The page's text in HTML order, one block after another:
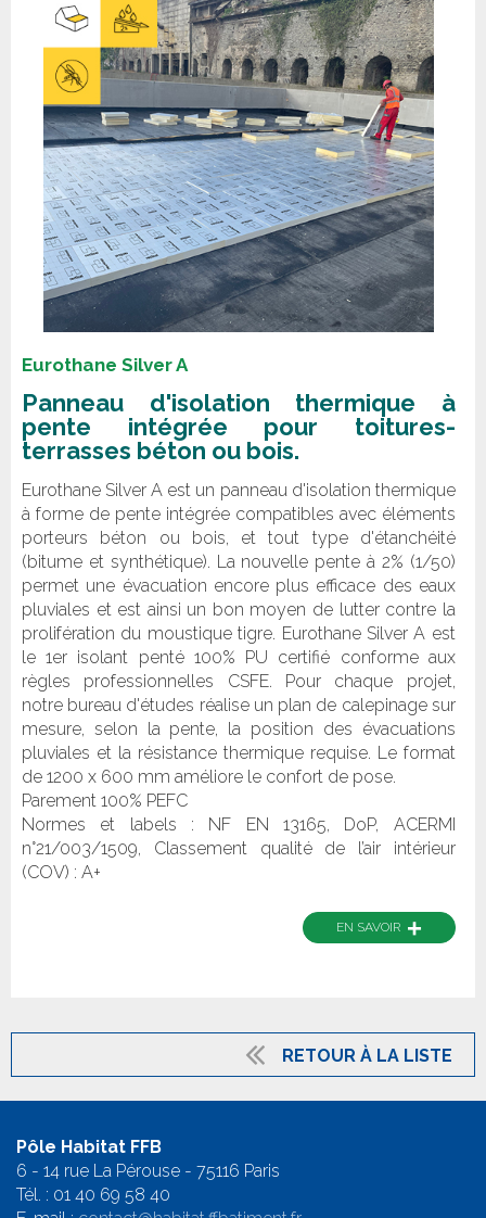
Eurothane Silver A
Panneau d'isolation thermique à
pente intégrée pour toitures-
terrasses béton ou bois.
Eurothane Silver A est un panneau d'isolation thermique
à forme de pente intégrée compatibles avec éléments
porteurs béton ou bois, et tout type d'étanchéité
(bitume et synthétique). La nouvelle pente à 2% (1/50)
permet une évacuation encore plus efficace des eaux
pluviales et est ainsi un bon moyen de lutter contre la
prolifération du moustique tigre. Eurothane Silver A est
le 1er isolant penté 100% PU certifié conforme aux
règles professionnelles CSFE. Pour chaque projet,
notre bureau d'études réalise un plan de calepinage sur
mesure, selon la pente, la position des évacuations
pluviales et la résistance thermique requise. Le format
de 1200 x 600 mm améliore le confort de pose.
Parement 100% PEFC
Normes et labels : NF EN 13165, DoP, ACERMI
n°21/003/1509, Classement qualité de l’air intérieur
(COV) : A+
EN SAVOIR +
RETOUR À LA LISTE
Pôle Habitat FFB
6 - 14 rue La Pérouse - 75116 Paris
Tél. : 01 40 69 58 40